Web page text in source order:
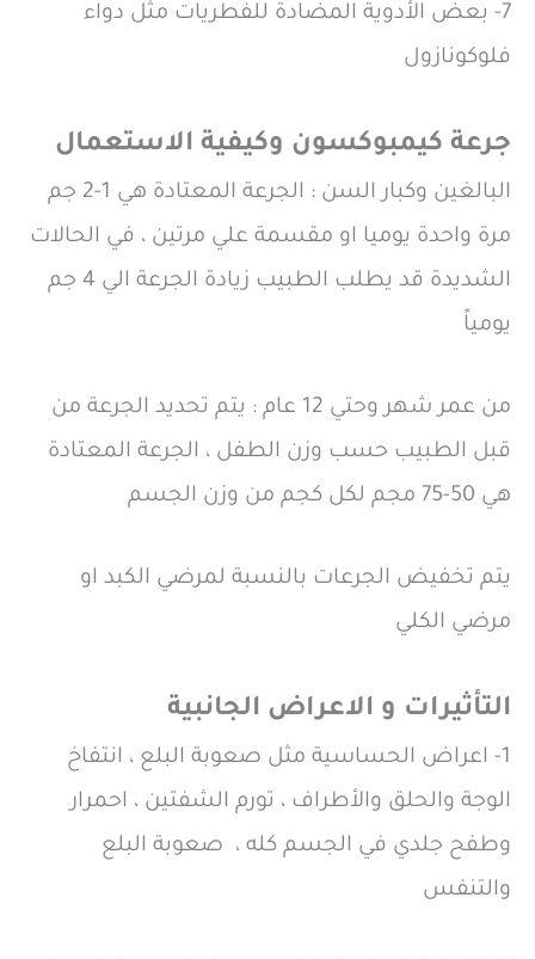
7- بعض الأدوية المضادة للفطريات مثل دواء
فلوكونازول
جرعة كيمبوكسون وكيفية الاستعمال
البالغين وكبار السن : الجرعة المعتادة هي 1-2 جم
مرة واحدة يوميا او مقسمة علي مرتين ، في الحالات
الشديدة قد يطلب الطبيب زيادة الجرعة الي 4 جم
يومياً
من عمر شهر وحتي 12 عام : يتم تحديد الجرعة من
قبل الطبيب حسب وزن الطفل ، الجرعة المعتادة
هي 50-75 مجم لكل كجم من وزن الجسم
يتم تخفيض الجرعات بالنسبة لمرضي الكبد او
مرضي الكلي
التأثيرات و الاعراض الجانبية
1- اعراض الحساسية مثل صعوبة البلع ، انتفاخ
الوجة والحلق والأطراف ، تورم الشفتين ، احمرار
وطفح جلدي في الجسم كله ، صعوبة البلع
والتنفس